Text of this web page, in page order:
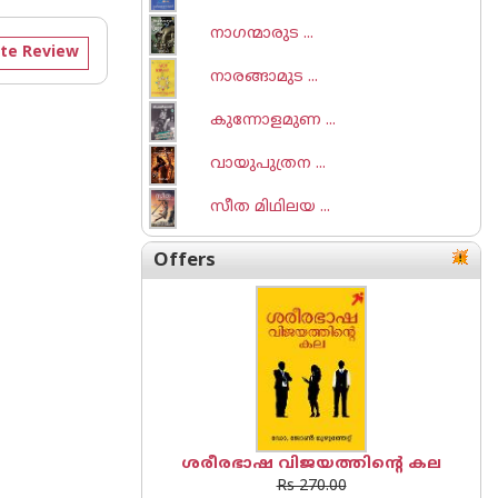
Review
നാഗന്മാരുട ...
നാരങ്ങാമുട ...
കുന്നോളമുണ ...
വായുപുത്രന ...
സീത മിഥിലയ ...
Offers
ശരീരഭാഷ വിജയത്തിന്റെ കല
Rs 270.00